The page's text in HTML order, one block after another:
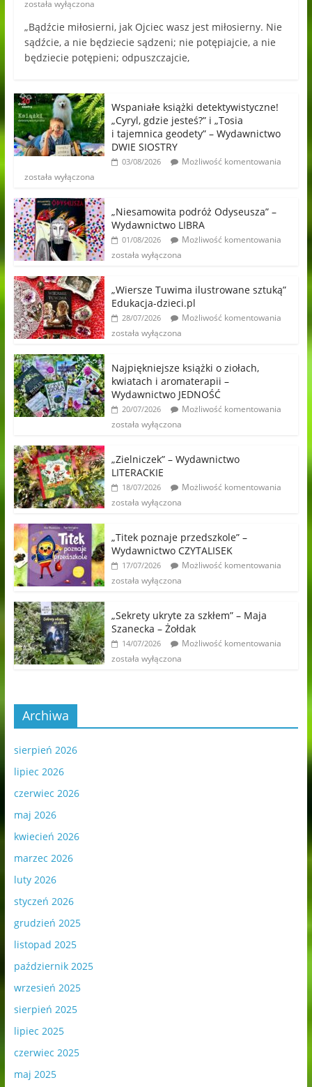
została wyłączona
„Bądźcie miłosierni, jak Ojciec wasz jest miłosierny. Nie
sądźcie, a nie będziecie sądzeni; nie potępiajcie, a nie
będziecie potępieni; odpuszczajcie,
Wspaniałe książki detektywistyczne!
„Cyryl, gdzie jesteś?” i „Tosia
i tajemnica geodety” – Wydawnictwo
DWIE SIOSTRY
03/08/2026
Możliwość komentowania
została wyłączona
„Niesamowita podróż Odyseusza” –
Wydawnictwo LIBRA
01/08/2026
Możliwość komentowania
została wyłączona
„Wiersze Tuwima ilustrowane sztuką”
Edukacja-dzieci.pl
28/07/2026
Możliwość komentowania
została wyłączona
Najpiękniejsze książki o ziołach,
kwiatach i aromaterapii –
Wydawnictwo JEDNOŚĆ
20/07/2026
Możliwość komentowania
została wyłączona
„Zielniczek” – Wydawnictwo
LITERACKIE
18/07/2026
Możliwość komentowania
została wyłączona
„Titek poznaje przedszkole” –
Wydawnictwo CZYTALISEK
17/07/2026
Możliwość komentowania
została wyłączona
„Sekrety ukryte za szkłem” – Maja
Szanecka – Żołdak
14/07/2026
Możliwość komentowania
została wyłączona
Archiwa
sierpień 2026
lipiec 2026
czerwiec 2026
maj 2026
kwiecień 2026
marzec 2026
luty 2026
styczeń 2026
grudzień 2025
listopad 2025
październik 2025
wrzesień 2025
sierpień 2025
lipiec 2025
czerwiec 2025
maj 2025